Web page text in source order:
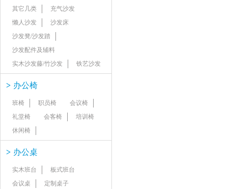
其它几类
充气沙发
懒人沙发
沙发床
沙发凳/沙发踏
沙发配件及辅料
实木沙发藤/竹沙发
铁艺沙发
> 办公椅
班椅 职员椅
会议椅
礼堂椅
会客椅
培训椅
休闲椅
> 办公桌
实木班台
板式班台
会议桌
定制桌子